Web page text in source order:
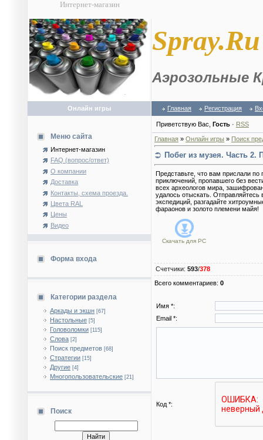
Интернет-магазин
Spray.Ru
Аэрозольные
Онлайн игры Главная Регистрация
Меню сайта
Интернет-магазин
FAQ (вопрос/ответ)
О компании
Доставка
Контакты, схема проезда.
Цвета RAL
Цены
Видео
Форма входа
Категории раздела
Аркады и экшн [67]
Настольные [5]
Головоломки [115]
Слова [2]
Поиск предметов [68]
Стратегии [15]
Другие [4]
Многопользовательские [21]
Поиск
Приветствую Вас Гость · RSS
Главная » Онлайн игры » Поиск
Побег из музея. Часть
Представьте, что вам прислали по
приключений, пропавшего без
всех археологов мира,
удалось отыскать.
экспедиций, разгадайте
фараонов и золото племени майя!
Скачать для PC
Счетчики: 593/378
Всего комментариев: 0
Имя *:
Email *:
Код *: